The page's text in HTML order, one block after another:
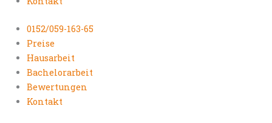
0152/059-163-65
Preise
Hausarbeit
Bachelorarbeit
Bewertungen
Kontakt